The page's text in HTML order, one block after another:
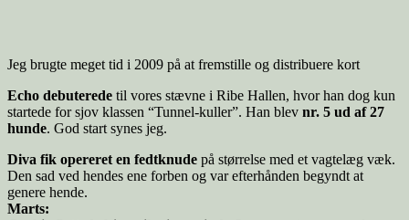
Jeg brugte meget tid i 2009 på at fremstille og distribuere kort
Echo debuterede til vores stævne i Ribe Hallen, hvor han dog kun
startede for sjov klassen “Tunnel-kuller”. Han blev nr. 5 ud af 27
hunde. God start synes jeg.
Diva fik opereret en fedtknude på størrelse med et vagtelæg væk.
Den sad ved hendes ene forben og var efterhånden begyndt at
genere hende.
Marts: